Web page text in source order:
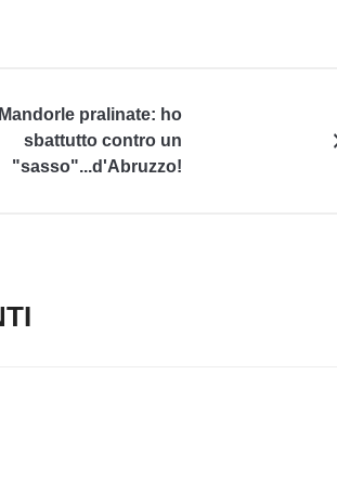
Mandorle pralinate: ho
sbattutto contro un
"sasso"...d'Abruzzo!